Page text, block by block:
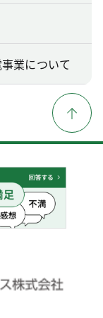
業について